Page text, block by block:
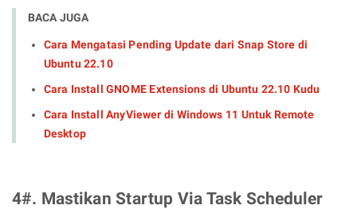
BACA JUGA
Cara Mengatasi Pending Update dari Snap Store di
Ubuntu 22.10
Cara Install GNOME Extensions di Ubuntu 22.10 Kudu
Cara Install AnyViewer di Windows 11 Untuk Remote
Desktop
4#. Mastikan Startup Via Task Scheduler